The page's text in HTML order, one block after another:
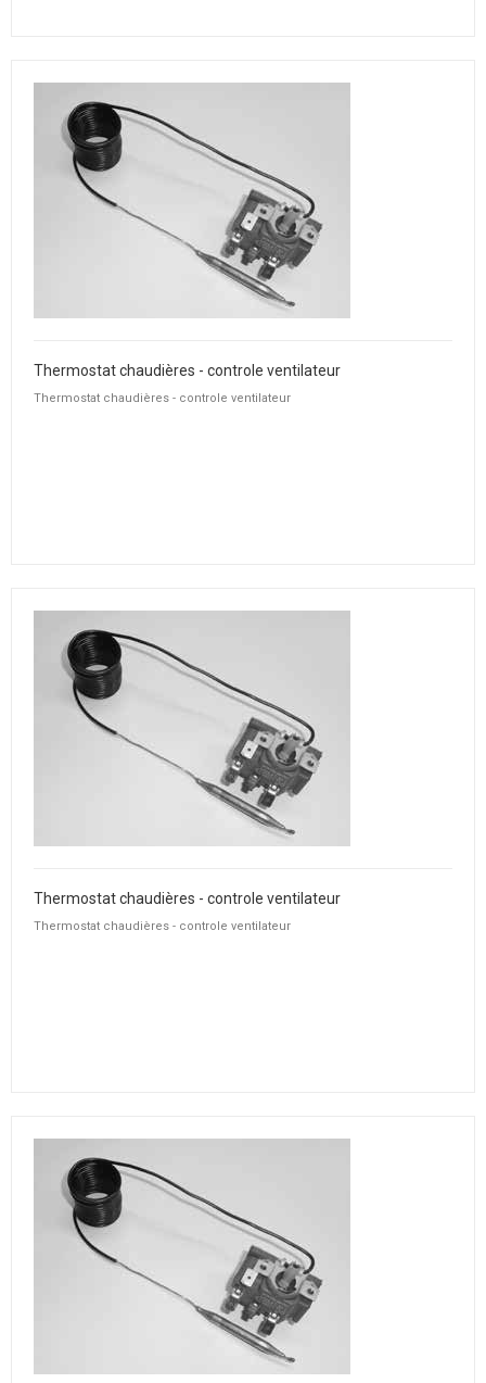
Thermostat chaudières - controle ventilateur
Thermostat chaudières - controle ventilateur
Thermostat chaudières - controle ventilateur
Thermostat chaudières - controle ventilateur